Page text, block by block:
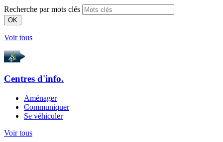
Recherche par mots clés
OK
Voir tous
Centres d'info.
Aménager
Communiquer
Se véhiculer
Voir tous